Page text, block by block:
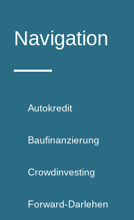
Navigation
Autokredit
Baufinanzierung
Crowdinvesting
Forward-Darlehen